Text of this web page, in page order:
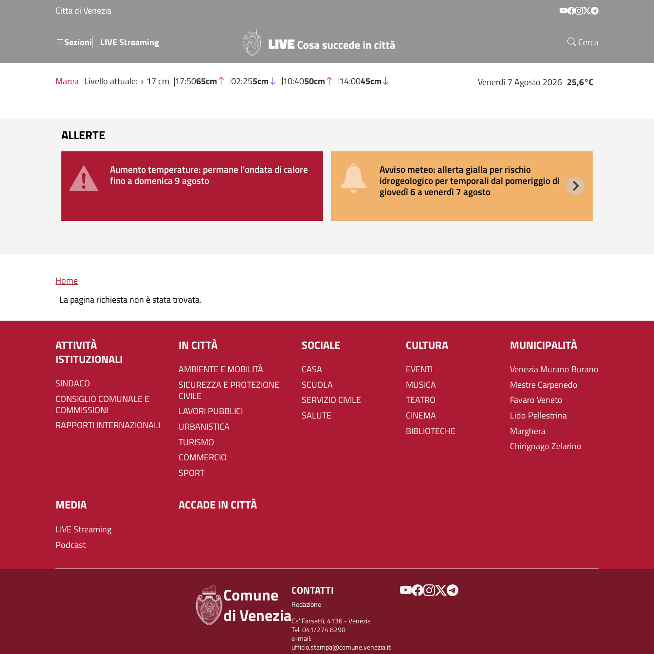
Salta al contenuto principale
Citta di Venezia Social menu
SezioniMenu secondario
LIVE Streaming Cerca
Marea Livello attuale: + 17 cm 17:5065cm 02:255cm 10:4050cm 14:0045cm Venerdì 7 Agosto 2026 25,6°C
ALLERTE
Aumento temperature: permane l'ondata di calore
fino a domenica 9 agosto
Avviso meteo: allerta gialla per rischio
idrogeologico per temporali dal pomeriggio di
giovedì 6 a venerdì 7 agosto
Briciole di pane
Home
La pagina richiesta non è stata trovata.
ATTIVITÀ
ISTITUZIONALI
SINDACO
CONSIGLIO COMUNALE E
COMMISSIONI
RAPPORTI INTERNAZIONALI
IN CITTÀ
AMBIENTE E MOBILITÀ
SICUREZZA E PROTEZIONE
CIVILE
LAVORI PUBBLICI
URBANISTICA
TURISMO
COMMERCIO
SPORT
SOCIALE
CASA
SCUOLA
SERVIZIO CIVILE
SALUTE
CULTURA
EVENTI
MUSICA
TEATRO
CINEMA
BIBLIOTECHE
MUNICIPALITÀ
Venezia Murano Burano
Mestre Carpenedo
Favaro Veneto
Lido Pellestrina
Marghera
Chirignago Zelarino
MEDIA
LIVE Streaming
Podcast
ACCADE IN CITTÀ
Comune
di Venezia
CONTATTI
Redazione
Ca' Farsetti, 4136 - Venezia
Tel. 041/274 8290
e-mail:
ufficio.stampa@comune.venezia.it
SOCIAL MENU